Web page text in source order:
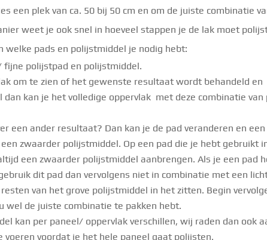
een plek van ca. 50 bij 50 cm en om de juiste combinatie
weet je ook snel in hoeveel stappen je de lak moet
welke pads en polijstmiddel je nodig hebt:
fijne polijstpad en polijstmiddel.
om te zien of het gewenste resultaat wordt behandeld en
kan je het volledige oppervlak met deze combinatie van
een ander resultaat? Dan kan je de pad veranderen en een
zwaarder polijstmiddel. Op een pad die je hebt gebruikt
een zwaarder polijstmiddel aanbrengen. Als je een pad
dit pad dan vervolgens niet in combinatie met een
van het grove polijstmiddel in het zitten. Begin
wel de juiste combinatie te pakken hebt.
kan per paneel/ oppervlak verschillen, wij raden dan ook
voordat je het hele paneel gaat polijsten.